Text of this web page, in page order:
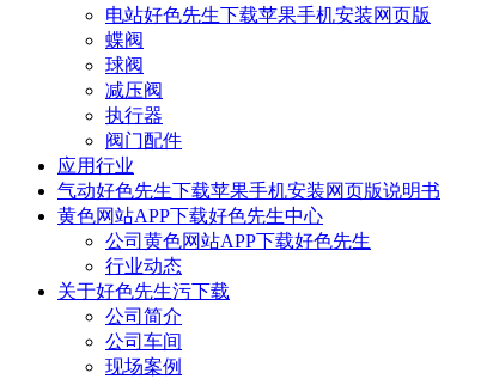
电站好色先生下载苹果手机安装网页版
蝶阀
球阀
减压阀
执行器
阀门配件
应用行业
气动好色先生下载苹果手机安装网页版说明书
黄色网站APP下载好色先生中心
公司黄色网站APP下载好色先生
行业动态
关于好色先生污下载
公司简介
公司车间
现场案例